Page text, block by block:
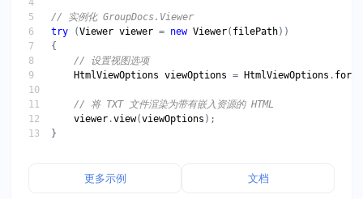
try (Viewer viewer = new Viewer( filePath
HtmlViewOptions viewOptions = HtmlViewOptions .
viewer .view(viewOptions
更多示例 文档